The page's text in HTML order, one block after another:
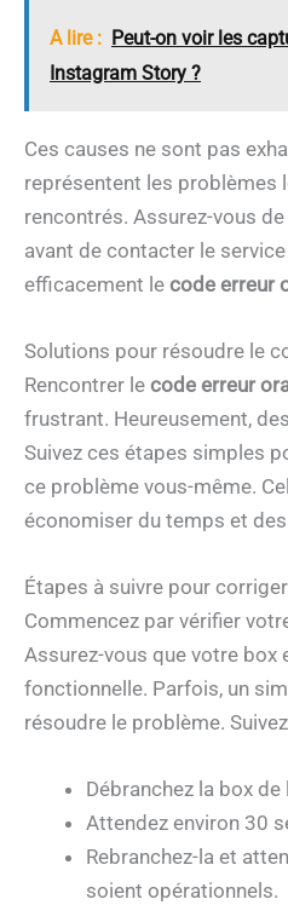
A lire : Peut-on voir les
Instagram Story ?
Ces causes ne sont pas
représentent les problèmes
rencontrés. Assurez-vous
avant de contacter le
efficacement le code erreur
Solutions pour résoudre le
Rencontrer le code erreur
frustrant. Heureusement,
Suivez ces étapes simples
ce problème vous-même.
économiser du temps et
Étapes à suivre pour
Commencez par vérifier
Assurez-vous que votre box
fonctionnelle. Parfois, un
résoudre le problème.
Débranchez la box de
Attendez environ 30
Rebranchez-la et
soient opérationnels.